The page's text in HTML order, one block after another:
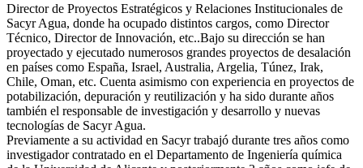
Director de Proyectos Estratégicos y Relaciones Institucionales de
Sacyr Agua, donde ha ocupado distintos cargos, como Director
Técnico, Director de Innovación, etc..Bajo su dirección se han
proyectado y ejecutado numerosos grandes proyectos de desalación
en países como España, Israel, Australia, Argelia, Túnez, Irak,
Chile, Oman, etc. Cuenta asimismo con experiencia en proyectos de
potabilización, depuración y reutilización y ha sido durante años
también el responsable de investigación y desarrollo y nuevas
tecnologías de Sacyr Agua.
Previamente a su actividad en Sacyr trabajó durante tres años como
investigador contratado en el Departamento de Ingeniería química